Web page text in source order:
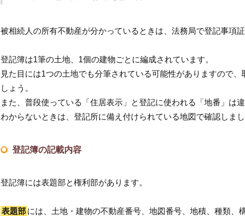
被相続人の所有不動産が分かっているときは、法務局で登記事項証
登記簿は1筆の土地、1個の建物ごとに編成されています。
見た目には1つの土地でも分筆されている可能性がありますので、
しょう。
また、普段使っている「住居表示」と登記に使われる「地番」は違
わからないときは、登記所に備え付けられている地図で確認しま
登記簿の記載内容
登記簿には表題部と権利部があります。
表題部には、土地・建物の不動産番号、地図番号、地積、種類、